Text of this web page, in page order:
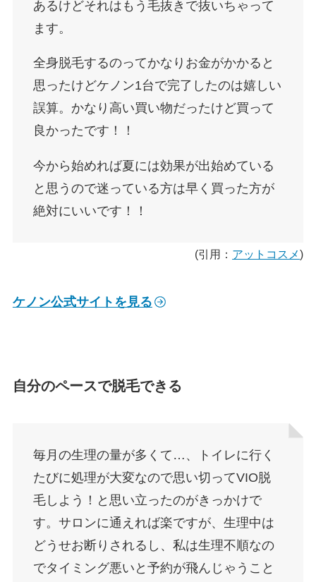
あるけどそれはもう毛抜きで抜いちゃって
ます。
全身脱毛するのってかなりお金がかかると
思ったけどケノン1台で完了したのは嬉しい
誤算。かなり高い買い物だったけど買って
良かったです！！
今から始めれば夏には効果が出始めている
と思うので迷っている方は早く買った方が
絶対にいいです！！
(引用： アットコスメ)
ケノン公式サイトを見る
自分のペースで脱毛できる
毎月の生理の量が多くて…、トイレに行く
たびに処理が大変なので思い切ってVIO脱
毛しよう！と思い立ったのがきっかけで
す。サロンに通えれば楽ですが、生理中は
どうせお断りされるし、私は生理不順なの
でタイミング悪いと予約が飛んじゃうこと